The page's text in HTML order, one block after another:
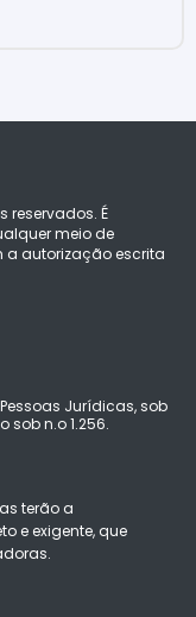
reservados. É
meio de
a autorização escrita
Jurídicas, sob
sob n.o 1.256.
terão a
e exigente, que